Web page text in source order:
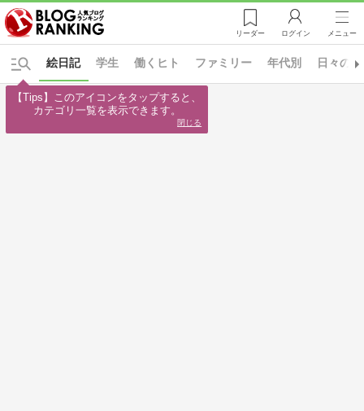
リーダー ログイン メニュー
学生 働くヒト ファミリー 年代別 日々の
絵日記
【Tips】このアイコンをタップすると、
カテゴリ一覧を表示できます。
閉じる